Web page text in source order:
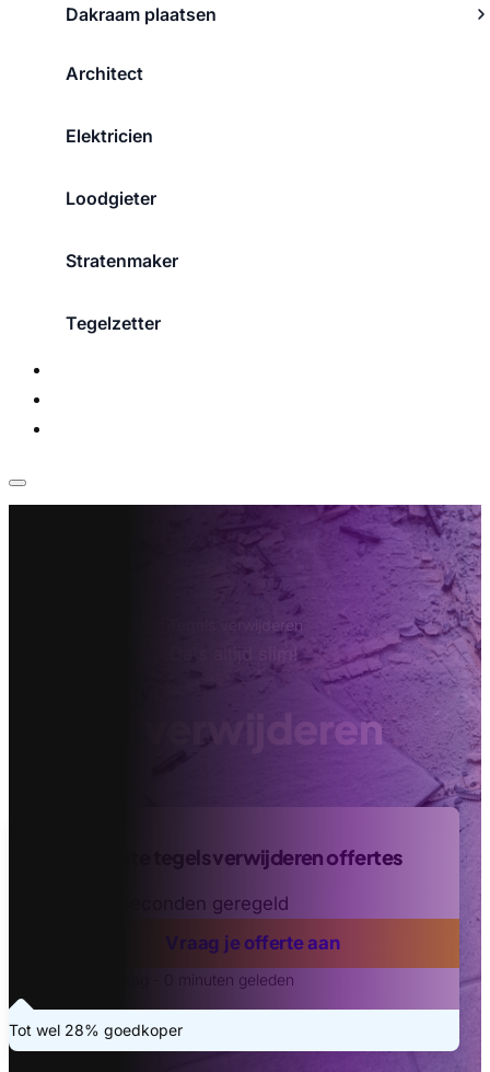
Dakraam plaatsen
Architect
Elektricien
Loodgieter
Stratenmaker
Tegelzetter
Vind de beste tegels verwijderen offertes
Binnen 20 seconden geregeld
Vraag je offerte aan
Laatste aanvraag - 0 minuten geleden
Tot wel 28% goedkoper
Tegels verwijderen
Da's altijd slim!
Tegels verwijderen